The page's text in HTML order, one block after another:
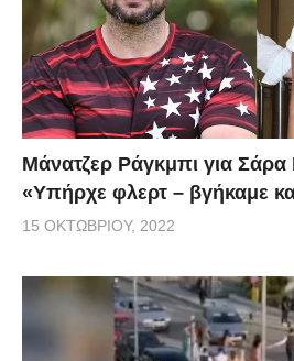
Μάνατζερ Ράγκμπι για Σάρα
«Υπήρχε φλερτ – βγήκαμε
15 ΟΚΤΩΒΡΊΟΥ, 2022